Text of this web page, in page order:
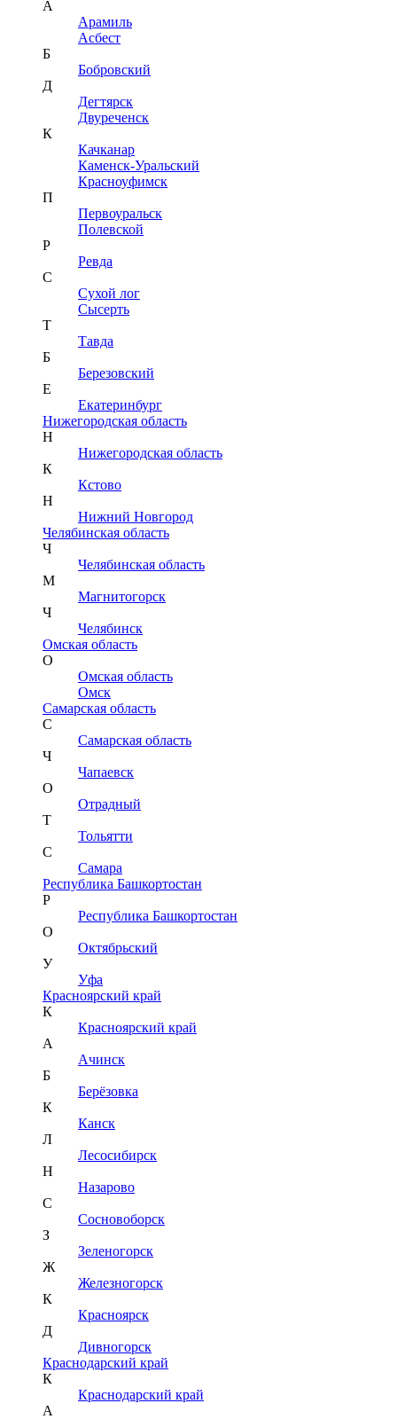
А
Арамиль
Асбест
Б
Бобровский
Д
Дегтярск
Двуреченск
К
Качканар
Каменск-Уральский
Красноуфимск
П
Первоуральск
Полевской
Р
Ревда
С
Сухой лог
Сысерть
Т
Тавда
Б
Березовский
Е
Екатеринбург
Нижегородская область
Н
Нижегородская область
К
Кстово
Н
Нижний Новгород
Челябинская область
Ч
Челябинская область
М
Магнитогорск
Ч
Челябинск
Омская область
О
Омская область
Омск
Самарская область
С
Самарская область
Ч
Чапаевск
О
Отрадный
Т
Тольятти
С
Самара
Республика Башкортостан
Р
Республика Башкортостан
О
Октябрьский
У
Уфа
Красноярский край
К
Красноярский край
А
Ачинск
Б
Берёзовка
К
Канск
Л
Лесосибирск
Н
Назарово
С
Сосновоборск
З
Зеленогорск
Ж
Железногорск
К
Красноярск
Д
Дивногорск
Краснодарский край
К
Краснодарский край
А